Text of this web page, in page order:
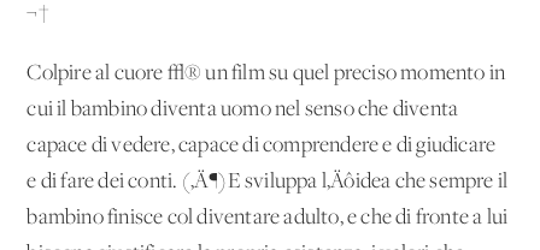
¬†
Colpire al cuore √® un film su quel preciso momento in
cui il bambino diventa uomo nel senso che diventa
capace di vedere, capace di comprendere e di giudicare
e di fare dei conti. (‚Ä¶)E sviluppa l‚Äôidea che sempre il
bambino finisce col diventare adulto, e che di fronte a lui